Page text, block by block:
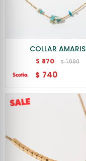
COLLAR AMARIS
$ 870 $ 1.090
$ 740